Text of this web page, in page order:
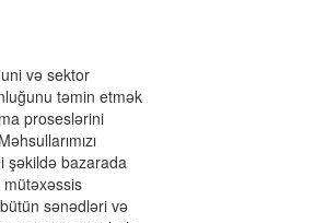
və sektor
təmin etmək
proseslərini
şəkildə bazarada
sənədləri və